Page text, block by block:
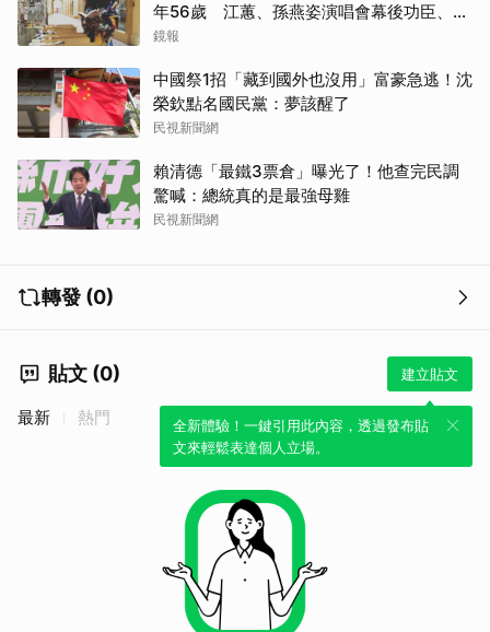
年56歲 江蕙、孫燕姿演唱會幕後功臣、蔡
健雅崩潰難接受
鏡報
中國祭1招「藏到國外也沒用」富豪急逃！沈
榮欽點名國民黨：夢該醒了
民視新聞網
賴清德「最鐵3票倉」曝光了！他查完民調
驚喊：總統真的是最強母雞
民視新聞網
轉發 (0)
貼文 (0) 建立貼文
全新體驗！一鍵引用此內容，透過發布貼
文來輕鬆表達個人立場。
最新 熱門